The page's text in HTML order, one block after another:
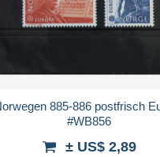
885-886 postfrisch
#WB856
± US$ 2,89